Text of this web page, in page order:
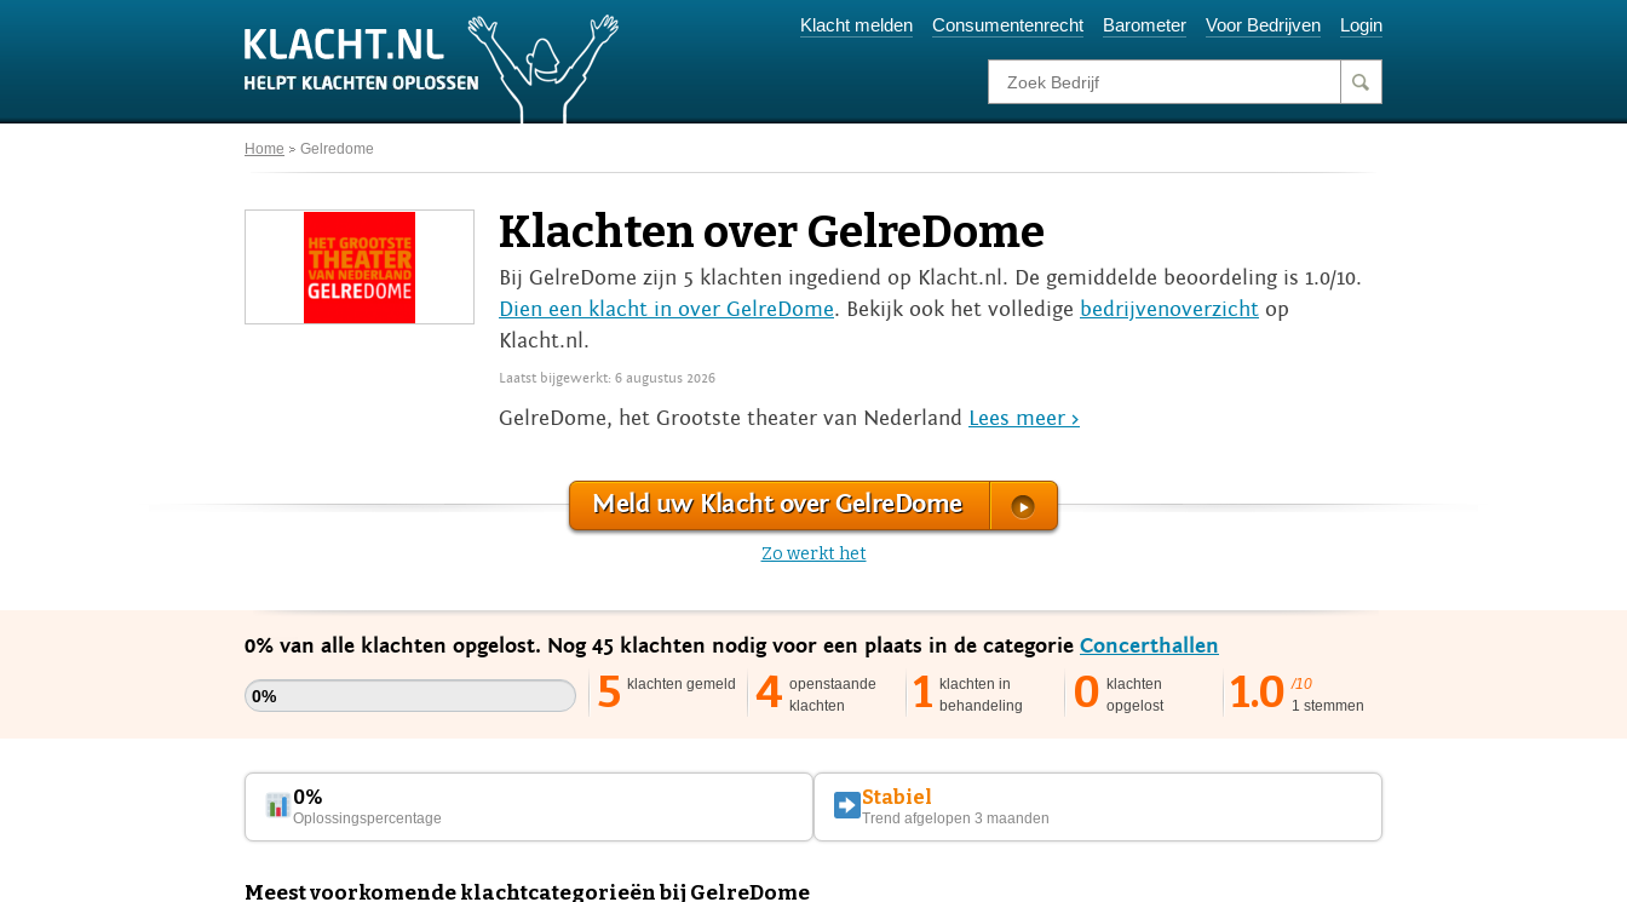
Klacht melden Consumentenrecht Barometer Voor Bedrijven Login
Home Gelredome
Klachten over GelreDome
Bij GelreDome zijn 5 klachten ingediend op Klacht.nl. De gemiddelde beoordeling is 1.0/10.
Dien een klacht in over GelreDome. Bekijk ook het volledige bedrijvenoverzicht op
Klacht.nl.
Laatst bijgewerkt: 6 augustus 2026
GelreDome, het Grootste theater van Nederland Lees meer >
Meld uw Klacht over GelreDome
Zo werkt het
0% van alle klachten opgelost. Nog 45 klachten nodig voor een plaats in de categorie Concerthallen
0% 5 klachten gemeld 4 openstaande
klachten
1 klachten in
behandeling
0 klachten
opgelost
1.0 /10
1 stemmen
0%
Oplossingspercentage
Stabiel
Trend afgelopen 3 maanden
Meest voorkomende klachtcategorieën bij GelreDome